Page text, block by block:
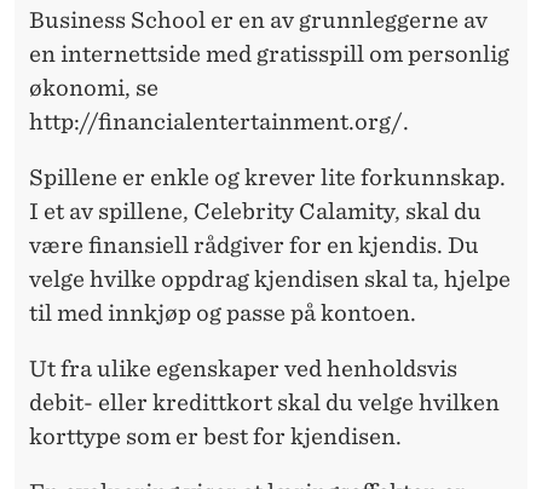
Business School er en av grunnleggerne av
en internettside med gratisspill om personlig
økonomi, se
http://financialentertainment.org/.
Spillene er enkle og krever lite forkunnskap.
I et av spillene, Celebrity Calamity, skal du
være finansiell rådgiver for en kjendis. Du
velge hvilke oppdrag kjendisen skal ta, hjelpe
til med innkjøp og passe på kontoen.
Ut fra ulike egenskaper ved henholdsvis
debit- eller kredittkort skal du velge hvilken
korttype som er best for kjendisen.